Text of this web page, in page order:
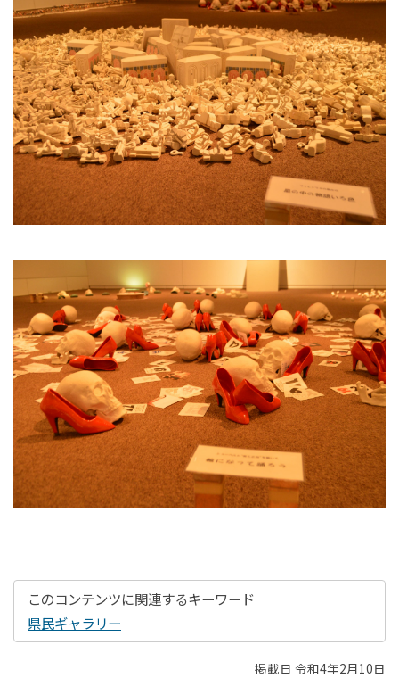
このコンテンツに関連するキーワード
県民ギャラリー
掲載日 令和4年2月10日